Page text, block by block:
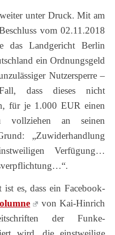
unter Druck. Mit am
vom 02.11.2018
das Landgericht Berlin
ein Ordnungsgeld
Nutzersperre –
dass dieses nicht
für je 1.000 EUR einen
vollziehen an seinen
„Zuwiderhandlung
Verfügung…
ist es, dass ein Facebook-
von Kai-Hinrich
der Funke-